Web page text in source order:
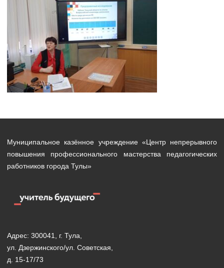
Муниципальное казённое учреждение «Центр непрерывного
повышения профессионального мастерства педагогических
работников города Тулы»
Адрес: 300041, г. Тула,
ул. Дзержинского/ул. Советская,
д. 15-17/73